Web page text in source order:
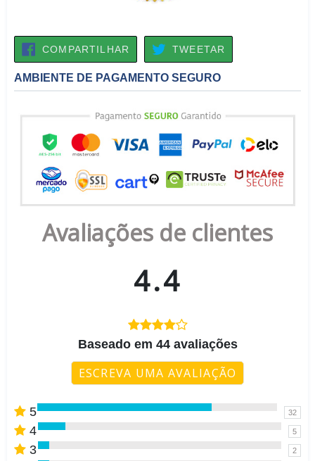
COMPARTILHAR COMPARTILHAR
NO
FACEBOOK
TWEETAR
AMBIENTE DE PAGAMENTO SEGURO
Avaliações de clientes
4.4
Baseado em 44 avaliações
ESCREVA UMA AVALIAÇÃO
5 32
4 5
3 2